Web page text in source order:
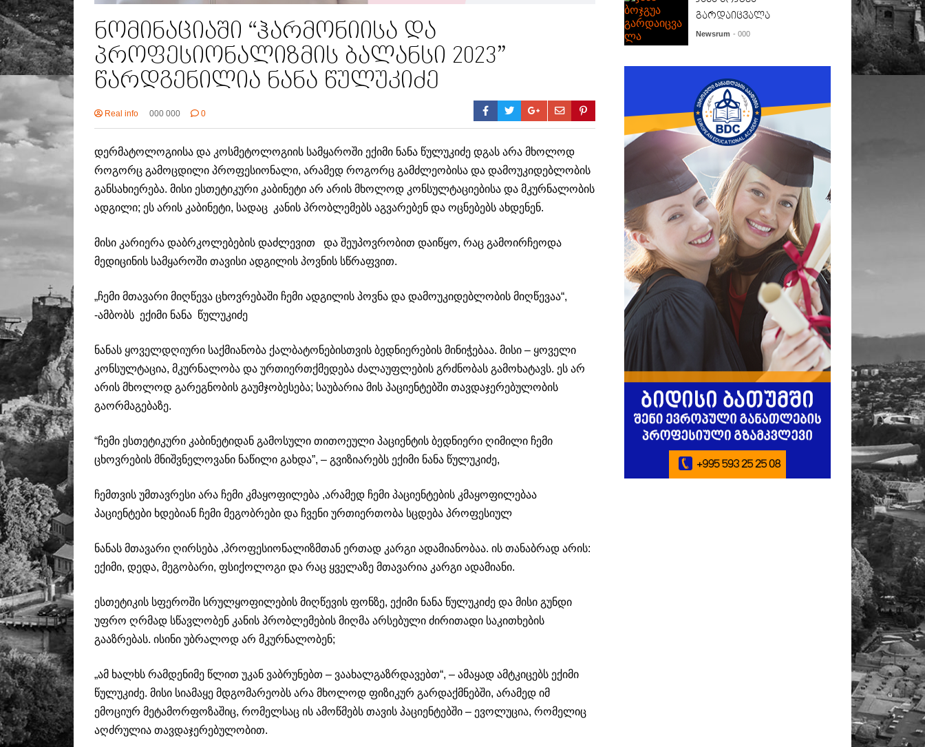
ნომინაციაში “ჰარმონიისა და
პროფესიონალიზმის ბალანსი 2023”
წარდგენილია ნანა წულუკიძე
Real info 000 000 0
დერმატოლოგიისა და კოსმეტოლოგიის სამყაროში ექიმი ნანა წულუკიძე დგას არა მხოლოდ
როგორც გამოცდილი პროფესიონალი, არამედ როგორც გამძლეობისა და დამოუკიდებლობის
განსახიერება. მისი ესთეტიკური კაბინეტი არ არის მხოლოდ კონსულტაციებისა და მკურნალობის
ადგილი; ეს არის კაბინეტი, სადაც კანის პრობლემებს აგვარებენ და ოცნებებს ახდენენ.
მისი კარიერა დაბრკოლებების დაძლევით და შეუპოვრობით დაიწყო, რაც გამოირჩეოდა
მედიცინის სამყაროში თავისი ადგილის პოვნის სწრაფვით.
„ჩემი მთავარი მიღწევა ცხოვრებაში ჩემი ადგილის პოვნა და დამოუკიდებლობის მიღწევაა“,
-ამბობს ექიმი ნანა წულუკიძე
ნანას ყოველდღიური საქმიანობა ქალბატონებისთვის ბედნიერების მინიჭებაა. მისი – ყოველი
კონსულტაცია, მკურნალობა და ურთიერთქმედება ძალაუფლების გრძნობას გამოხატავს. ეს არ
არის მხოლოდ გარეგნობის გაუმჯობესება; საუბარია მის პაციენტებში თავდაჯერებულობის
გაორმაგებაზე.
“ჩემი ესთეტიკური კაბინეტიდან გამოსული თითოეული პაციენტის ბედნიერი ღიმილი ჩემი
ცხოვრების მნიშვნელოვანი ნაწილი გახდა”, – გვიზიარებს ექიმი ნანა წულუკიძე,
ჩემთვის უმთავრესი არა ჩემი კმაყოფილება ,არამედ ჩემი პაციენტების კმაყოფილებაა
პაციენტები ხდებიან ჩემი მეგობრები და ჩვენი ურთიერთობა სცდება პროფესიულ
ნანას მთავარი ღირსება ,პროფესიონალიზმთან ერთად კარგი ადამიანობაა. ის თანაბრად არის:
ექიმი, დედა, მეგობარი, ფსიქოლოგი და რაც ყველაზე მთავარია კარგი ადამიანი.
ესთეტიკის სფეროში სრულყოფილების მიღწევის ფონზე, ექიმი ნანა წულუკიძე და მისი გუნდი
უფრო ღრმად სწავლობენ კანის პრობლემების მიღმა არსებული ძირითადი საკითხების
გააზრებას. ისინი უბრალოდ არ მკურნალობენ;
„ამ ხალხს რამდენიმე წლით უკან ვაბრუნებთ – ვაახალგაზრდავებთ“, – ამაყად ამტკიცებს ექიმი
წულუკიძე. მისი სიამაყე მდგომარეობს არა მხოლოდ ფიზიკურ გარდაქმნებში, არამედ იმ
ემოციურ მეტამორფოზაშიც, რომელსაც ის ამოწმებს თავის პაციენტებში – ევოლუცია, რომელიც
აღძრულია თავდაჯერებულობით.
გარდაიცვალა
Newsrum - 000